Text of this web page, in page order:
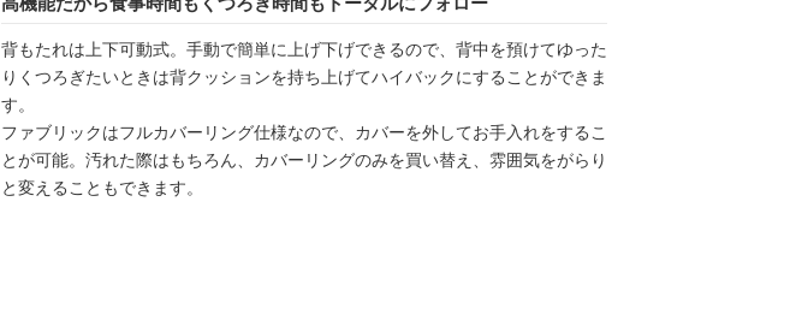
背もたれは上下可動式。手動で簡単に上げ下げできるので、背中を預けてゆった
りくつろぎたいときは背クッションを持ち上げてハイバックにすることができま
す。
ファブリックはフルカバーリング仕様なので、カバーを外してお手入れをするこ
とが可能。汚れた際はもちろん、カバーリングのみを買い替え、雰囲気をがらり
と変えることもできます。